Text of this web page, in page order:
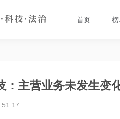
首页 榜
：主营业务未发生变